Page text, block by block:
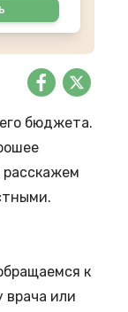
бюджета.
к
врача или